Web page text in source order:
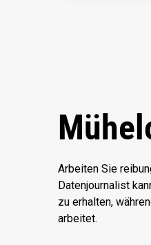
Arbeiten Sie
Datenjournalist
zu erhalten,
arbeitet.